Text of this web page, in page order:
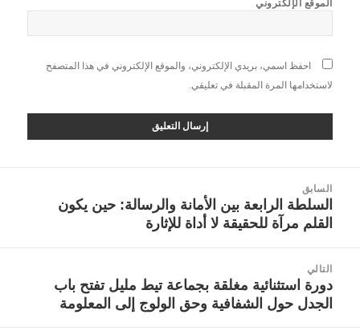
الموقع الإلكتروني
احفظ اسمي، بريدي الإلكتروني، والموقع الإلكتروني في هذا المتصفح
لاستخدامها المرة المقبلة في تعليقي.
المقالاتالسابق
المقالة
السابقة:
السلطة الرابعة بين الأمانة والرسالة: حين يكون
القلم مرآة للحقيقة لا أداة للإثارة
التالي
المقالة
التالية:
دورة استثنائية مغلقة بجماعة تيط مليل تفتح باب
الجدل حول الشفافية وحق الولوج إلى المعلومة